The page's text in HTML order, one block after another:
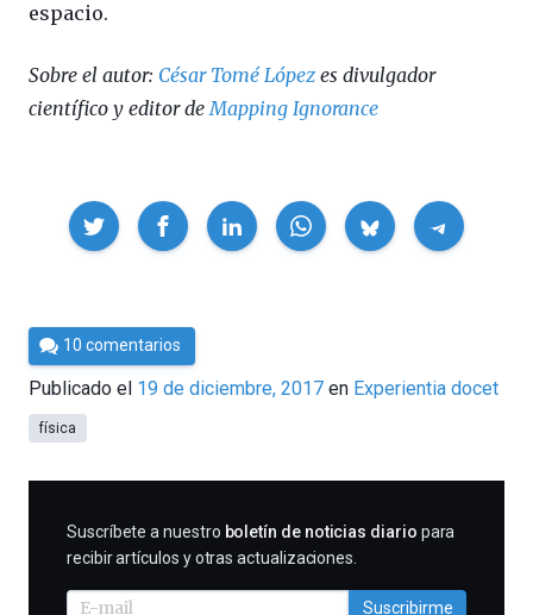
espacio.
Sobre el autor: César Tomé López es divulgador
científico y editor deMapping Ignorance
Compartir
Por
César
Tomé
10 comentarios
Publicado el 19 de diciembre, 2017 en Experientia docet
física
SUSCRIBIRME
Suscríbete a nuestro boletín de noticias diario para
recibir artículos y otras actualizaciones.
Suscribirme